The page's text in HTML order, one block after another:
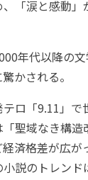
「涙と感動
年代以降の
かされる。
ロ「9.11」で
聖域なき構造
済格差が広が
説のトレンド